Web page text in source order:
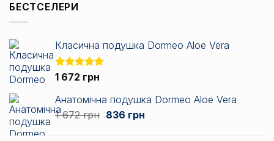
БЕСТСЕЛЕРИ
Класична подушка Dormeo Aloe Vera
Оцінено в
з 5
1 672 грн
Анатомічна подушка Dormeo Aloe Vera
1 672грн Оригінальна
836 грнПоточна